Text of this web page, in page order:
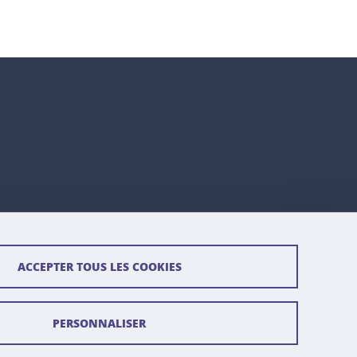
ACCEPTER TOUS LES COOKIES
PERSONNALISER